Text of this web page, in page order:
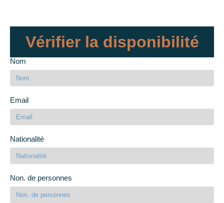
Vérifier la disponibilité
Nom
Email
Nationalité
Non. de personnes